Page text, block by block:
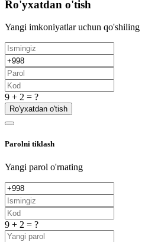
Ro'yxatdan o'tish
Yangi imkoniyatlar uchun qo'shiling
9 + 2 = ?
Ro'yxatdan o'tish
Parolni tiklash
Yangi parol o'rnating
9 + 2 = ?